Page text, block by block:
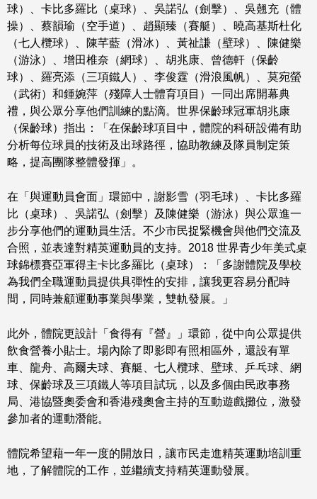
球）、卡比多羅比（桌球）、吳諾弘（劍擊）、吳翹充（體
操）、蔡韻瑜（空手道）、趙顯臻（賽艇）、曉高基斯杜化
（七人欖球）、陳芊藍（滑冰）、黃祉謙（壁球）、陳健樂
（游泳）、增田椎奈（網球）、胡兆康、曾德軒（保齡
球）、羅亮添（三項鐵人）、李俊霆（滑浪風帆）、莫宛螢
（武術）和鍾婉萍（殘障人士體育項目）一同出席開幕典
禮，與公眾分享他們訓練的點滴。世界保齡球冠軍胡兆康
（保齡球）指出：「在保齡球項目中，體院的科研設備有助
分析每位球員的技術及出球路徑，協助教練及隊員制定策
略，提高團隊整體發揮」。
在「與運動員會面」環節中，謝影雪（羽毛球）、卡比多羅
比（桌球）、吳諾弘（劍擊）及陳健樂（游泳）與公眾進一
步分享他們的運動員生活。不少市民捉緊機會與他們交流及
合照，並表達對精英運動員的支持。2018 世界青少年美式桌
球錦標賽亞軍得主卡比多羅比（桌球）：「多謝體院及學校
為我們全職運動員提供具彈性的安排，讓我更容易分配時
間，同時兼顧運動事業與學業，雙軌發展。」
此外，體院更設計「食得有『營』」環節，從中向公眾提供
飲食營養小貼士。場內除了即影即有照相區外，還設有單
車、龍舟、高爾夫球、賽艇、七人欖球、壁球、乒乓球、網
球、保齡球及三項鐵人等項目試玩，以及多個由民政事務
局、港協暨奧委會和香港殘奧會主持的互動遊戲攤位，激發
參加者的運動潛能。
體院希望藉一年一度的開放日，讓市民走進精英運動培訓重
地，了解體院的工作，並繼續支持精英運動發展。